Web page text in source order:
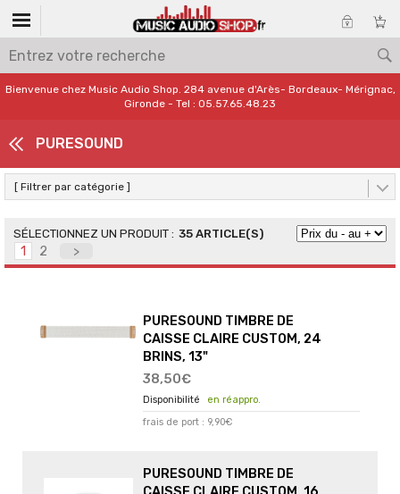
Bienvenue chez Music Audio Shop. 284 avenue d'Arès- Bordeaux- Mérignac,
Gironde - Tel : 05.57.65.48.23
PURESOUND
[ Filtrer par catégorie ]
35 ARTICLE(S)
1 2 >
PURESOUND TIMBRE DE
CAISSE CLAIRE CUSTOM, 24
BRINS, 13"
38,50€
en réappro.
frais de port : 9,90€
PURESOUND TIMBRE DE